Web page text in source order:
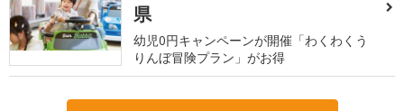
県
幼児0円キャンペーンが開催「わくわくう
りんぼ冒険プラン」がお得